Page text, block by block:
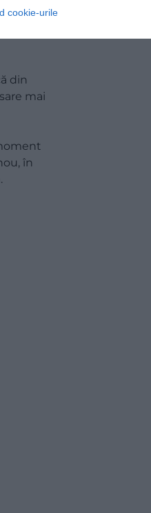
cookie-urile
din
mai
în